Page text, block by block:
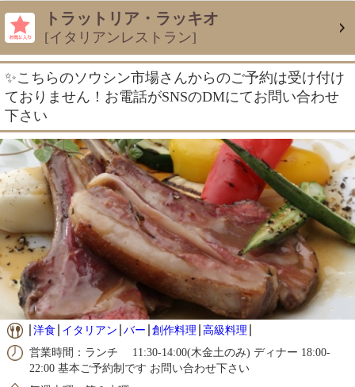
トラットリア・ラッキオ
[イタリアンレストラン]
✨こちらのソウシン市場さんからのご予約は受け付け
ておりません！お電話がSNSのDMにてお問い合わせ
下さい
洋食 イタリアン バー 創作料理 高級料理
営業時間：ランチ 11:30-14:00(木金土のみ) ディナー 18:00-
22:00 基本ご予約制です お問い合わせ下さい